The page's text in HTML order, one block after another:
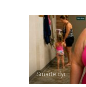
Smarte dyr